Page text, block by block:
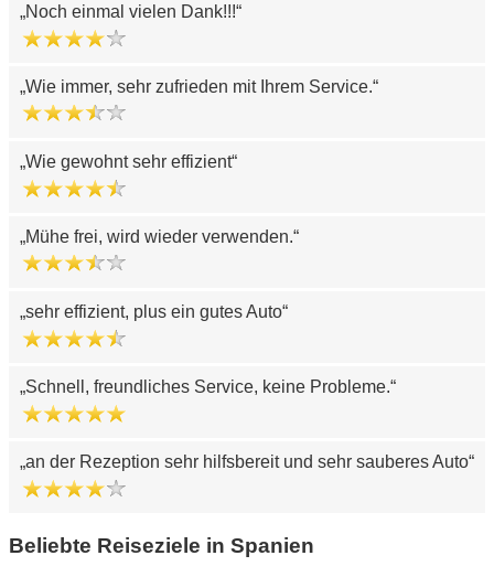
Noch einmal vielen Dank!!!
Wie immer, sehr zufrieden mit Ihrem Service.
Wie gewohnt sehr effizient
Mühe frei, wird wieder verwenden.
sehr effizient, plus ein gutes Auto
Schnell, freundliches Service, keine Probleme.
an der Rezeption sehr hilfsbereit und sehr sauberes Auto
Beliebte Reiseziele in Spanien